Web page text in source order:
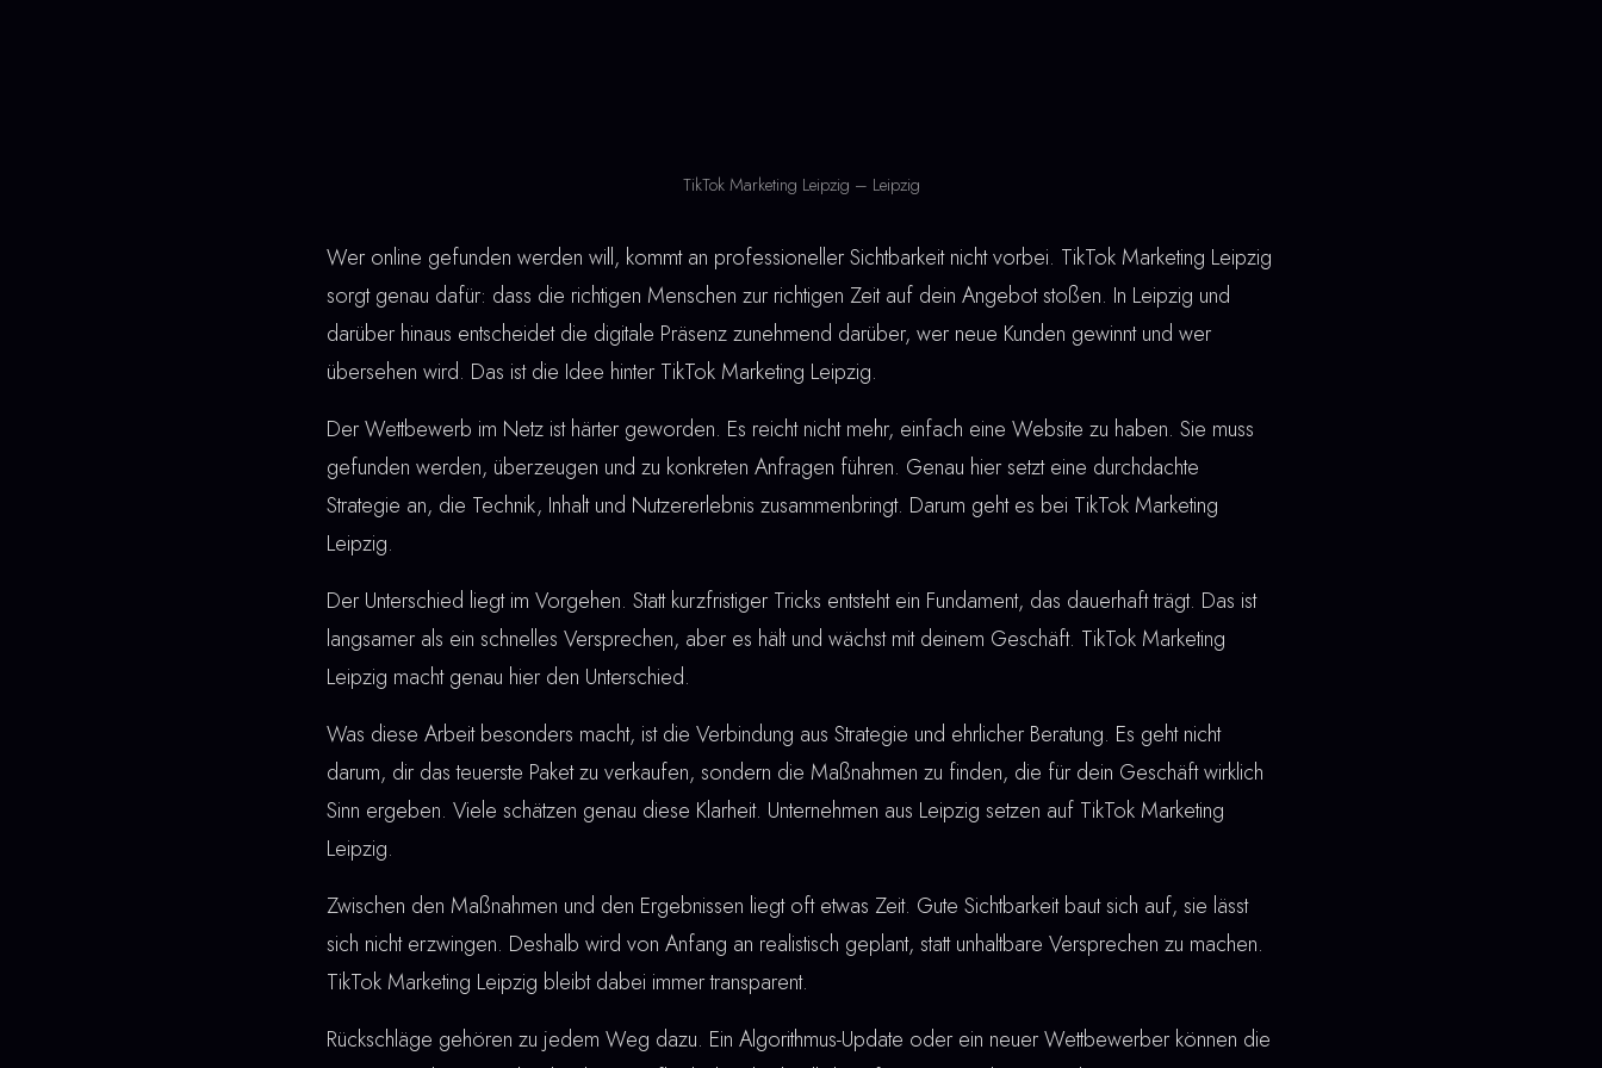
TikTok Marketing Leipzig – Leipzig
Wer online gefunden werden will, kommt an professioneller Sichtbarkeit nicht vorbei. TikTok Marketing Leipzig
sorgt genau dafür: dass die richtigen Menschen zur richtigen Zeit auf dein Angebot stoßen. In Leipzig und
darüber hinaus entscheidet die digitale Präsenz zunehmend darüber, wer neue Kunden gewinnt und wer
übersehen wird. Das ist die Idee hinter TikTok Marketing Leipzig.
Der Wettbewerb im Netz ist härter geworden. Es reicht nicht mehr, einfach eine Website zu haben. Sie muss
gefunden werden, überzeugen und zu konkreten Anfragen führen. Genau hier setzt eine durchdachte
Strategie an, die Technik, Inhalt und Nutzererlebnis zusammenbringt. Darum geht es bei TikTok Marketing
Leipzig.
Der Unterschied liegt im Vorgehen. Statt kurzfristiger Tricks entsteht ein Fundament, das dauerhaft trägt. Das ist
langsamer als ein schnelles Versprechen, aber es hält und wächst mit deinem Geschäft. TikTok Marketing
Leipzig macht genau hier den Unterschied.
Was diese Arbeit besonders macht, ist die Verbindung aus Strategie und ehrlicher Beratung. Es geht nicht
darum, dir das teuerste Paket zu verkaufen, sondern die Maßnahmen zu finden, die für dein Geschäft wirklich
Sinn ergeben. Viele schätzen genau diese Klarheit. Unternehmen aus Leipzig setzen auf TikTok Marketing
Leipzig.
Zwischen den Maßnahmen und den Ergebnissen liegt oft etwas Zeit. Gute Sichtbarkeit baut sich auf, sie lässt
sich nicht erzwingen. Deshalb wird von Anfang an realistisch geplant, statt unhaltbare Versprechen zu machen.
TikTok Marketing Leipzig bleibt dabei immer transparent.
Rückschläge gehören zu jedem Weg dazu. Ein Algorithmus-Update oder ein neuer Wettbewerber können die